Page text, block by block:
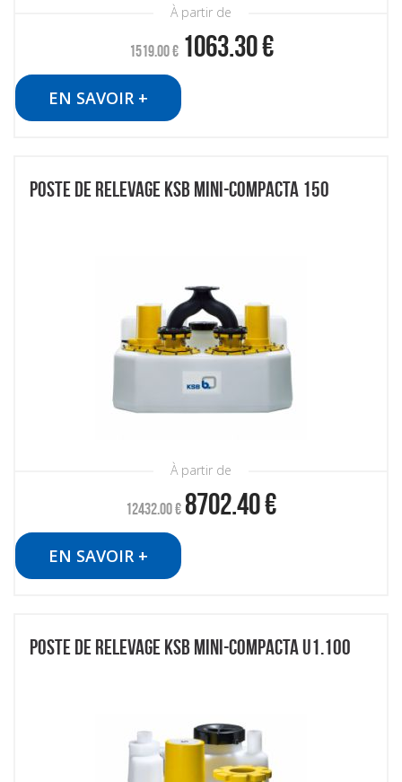
À partir de
1519.00€ 1063.30€
EN SAVOIR +
POSTE DE RELEVAGE KSB MINI-COMPACTA 150
À partir de
12432.00€ 8702.40€
EN SAVOIR +
POSTE DE RELEVAGE KSB MINI-COMPACTA U1.100